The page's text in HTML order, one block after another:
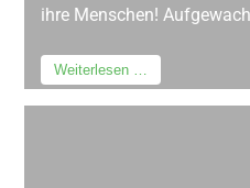
ihre Menschen!
Weiterlesen …